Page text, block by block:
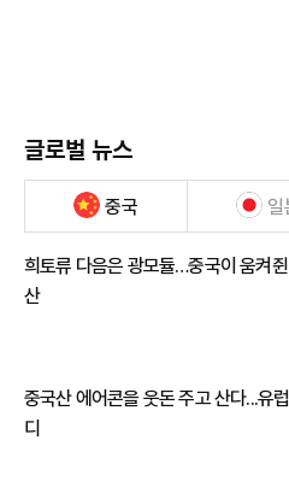
글로벌 뉴스
중국 일
희토류 다음은 광모듈…중국이 움켜
산
중국산 에어콘을 웃돈 주고 산다...유
디